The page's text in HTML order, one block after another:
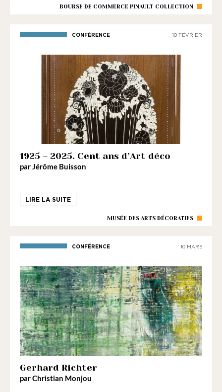
BOURSE DE COMMERCE PINAULT COLLECTION
CONFÉRENCE 10 FÉVRIER
1925 – 2025. Cent ans d’Art déco
par Jérôme Buisson
LIRE LA SUITE
MUSÉE DES ARTS DÉCORATIFS
CONFÉRENCE 10 MARS
Gerhard Richter
par Christian Monjou